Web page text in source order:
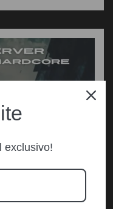
exclusivo!